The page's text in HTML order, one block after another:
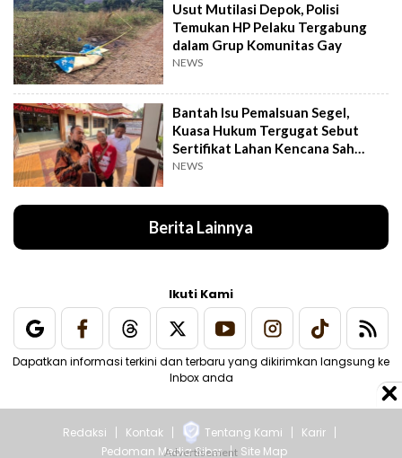
Usut Mutilasi Depok, Polisi
Temukan HP Pelaku Tergabung
dalam Grup Komunitas Gay
NEWS
Bantah Isu Pemalsuan Segel,
Kuasa Hukum Tergugat Sebut
Sertifikat Lahan Kencana Sah
Lewat PTSL
NEWS
Berita Lainnya
Ikuti Kami
Dapatkan informasi terkini dan terbaru yang dikirimkan langsung ke
Inbox anda
Redaksi Kontak Tentang Kami
Karir
Pedoman Media Siber
Site Map